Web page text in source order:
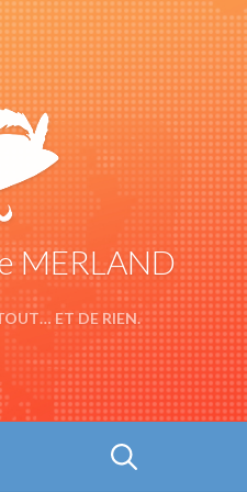
MERLAND
ET DE RIEN.